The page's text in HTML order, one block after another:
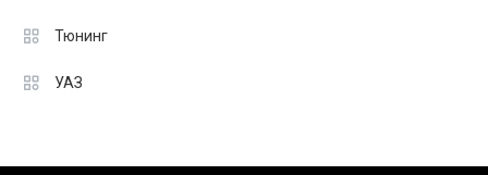
Тюнинг
УАЗ